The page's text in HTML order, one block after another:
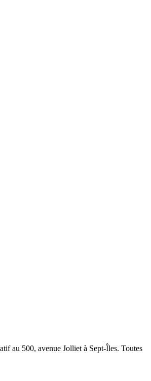
au 500, avenue Jolliet à Sept-Îles. Toutes